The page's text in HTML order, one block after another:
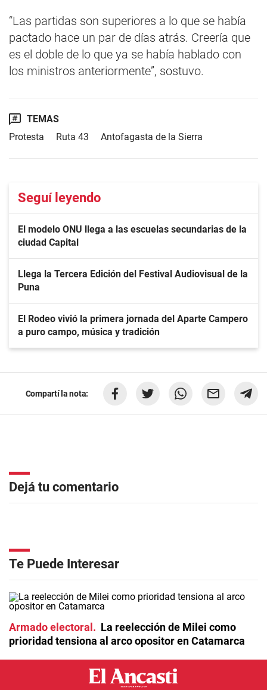
“Las partidas son superiores a lo que se había
pactado hace un par de días atrás. Creería que
es el doble de lo que ya se había hablado con
los ministros anteriormente”, sostuvo.
TEMAS
Protesta
Ruta 43 Antofagasta de la Sierra
Seguí leyendo
El modelo ONU llega a las escuelas secundarias de la
ciudad Capital
Llega la Tercera Edición del Festival Audiovisual de la
Puna
El Rodeo vivió la primera jornada del Aparte Campero
a puro campo, música y tradición
Compartí la nota:
Dejá tu comentario
Te Puede Interesar
Armado electoral
La reelección de Milei como
prioridad tensiona al arco opositor en Catamarca